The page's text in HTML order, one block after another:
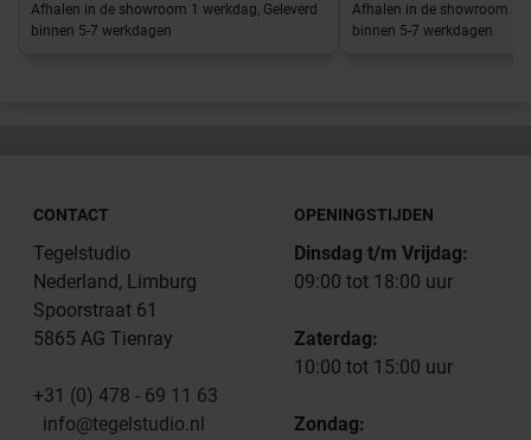
Afhalen in de showroom 1 werkdag, Geleverd
binnen 5-7 werkdagen
Afhalen in de showroom 1
binnen 5-7 werkdagen
CONTACT
Tegelstudio
Nederland, Limburg
Spoorstraat 61
5865 AG Tienray
+31 (0) 478 - 69 11 63
info@tegelstudio.nl
OPENINGSTIJDEN
Dinsdag t/m Vrijdag:
09:00 tot 18:00 uur
Zaterdag:
10:00 tot 15:00 uur
Zondag: